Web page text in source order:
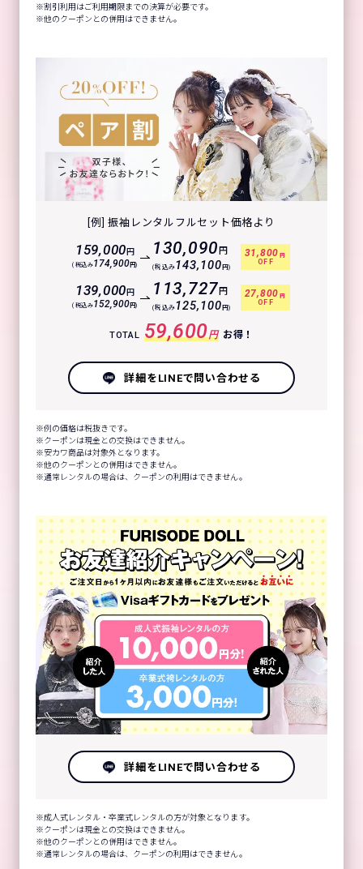
割引利用はご利用期限までの決算が必要です。
他のクーポンとの併用はできません。
[例] 振袖レンタルフルセット価格より
159,000円
(税込み174,900円)
130,090 円
(税込み143,100 円)
31,800 円
OFF
139,000円
(税込み152,900円)
113,727 円
(税込み125,100 円)
27,800 円
OFF
TOTAL 59,600円 お得！
詳細をLINEで問い合わせる
例の価格は税抜きです。
クーポンは現金との交換はできません。
安カワ商品は対象外となります。
他のクーポンとの併用はできません。
通常レンタルの場合は、クーポンの利用はできません。
詳細をLINEで問い合わせる
成人式レンタル・卒業式レンタルの方が対象となります。
クーポンは現金との交換はできません。
他のクーポンとの併用はできません。
通常レンタルの場合は、クーポンの利用はできません。